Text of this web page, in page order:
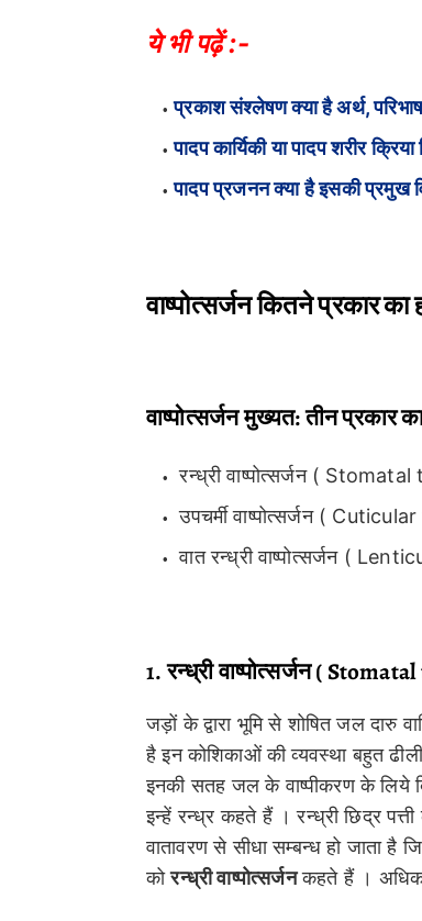
ये भी पढ़ें :-
प्रकाश संश्लेषण क्या है अर्थ,
पादप कार्यिकी या पादप शरीर
पादप प्रजनन क्या है इसकी प्रमुख
वाष्पोत्सर्जन कितने प्रकार
वाष्पोत्सर्जन मुख्यत: तीन प्रकार
रन्ध्री वाष्पोत्सर्जन (
उपचर्मी वाष्पोत्सर्जन (
वात रन्ध्री वाष्पोत्सर्जन (
1. रन्ध्री वाष्पोत्सर्जन (
जड़ों के द्वारा भूमि से शोषित जल दारु
है इन कोशिकाओं की व्यवस्था बहुत
इनकी सतह जल के वाष्पीकरण के लिये
इन्हें रन्ध्र कहते हैं । रन्ध्री छिद्र
वातावरण से सीधा सम्बन्ध हो जाता है
कोरन्ध्री वाष्पोत्सर्जनकहते हैं । अधिकतर